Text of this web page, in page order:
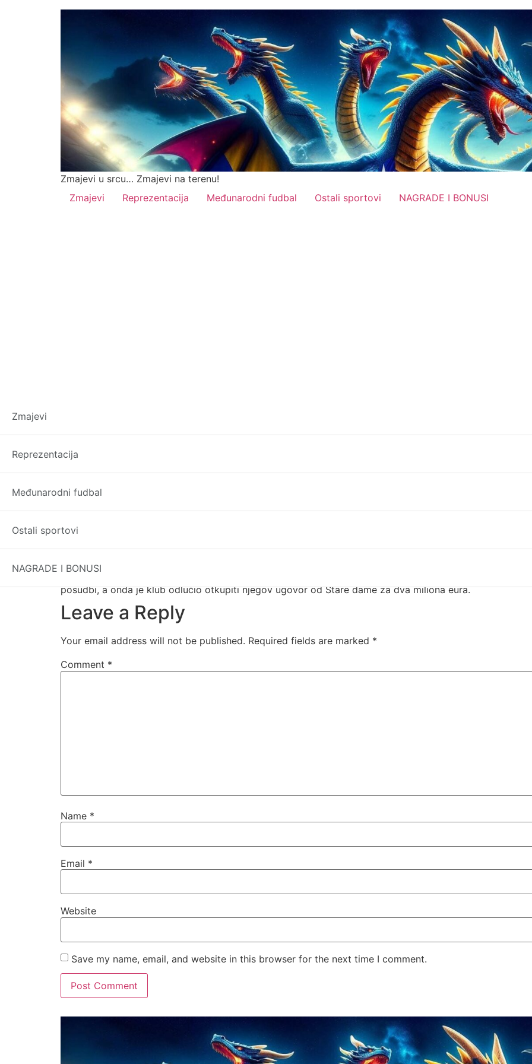
Zmajevi u srcu… Zmajevi na terenu!
Zmajevi
Reprezentacija Međunarodni fudbal Ostali sportovi NAGRADE I BONUSI
Zmajevi
Reprezentacija
Međunarodni fudbal
Ostali sportovi
NAGRADE I BONUSI
transferom od 36 miliona eura
Tarik Muharemović nakon nasutupa na Svjetskom prvenstvu priprema se za promjenu sredine.
Italijanski mediji javljaju da je Juventus “podebljao” ponudu za reprezentativca Bosne i Hercegovine.
Giovanni Carnevali, izvršni i generalni direktor Juventusa od starta je bio jedan od glavnih zagovornika
Muharemovićeve kvalitete, s obzirom na to da je od 2014. do 2026. godine obnašao direktorsku
Muharemović je prošao kroz školu Juventusa, ali u Torinu nikada nije dobio šansu u prvom timu.
posudbi, a onda je klub odlučio otkupiti njegov ugovor od Stare dame za dva miliona eura.
Leave a Reply
Your email address will not be published. Required fields are marked *
Comment *
Name *
Email *
Website
Save my name, email, and website in this browser for the next time I comment.